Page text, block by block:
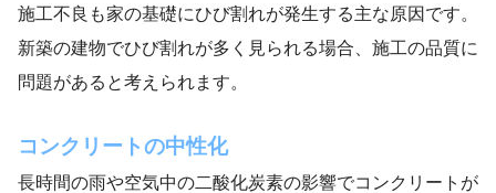
施工不良も家の基礎にひび割れが発生する主な原因です。
新築の建物でひび割れが多く見られる場合、施工の品質に
問題があると考えられます。
コンクリートの中性化
長時間の雨や空気中の二酸化炭素の影響でコンクリートが